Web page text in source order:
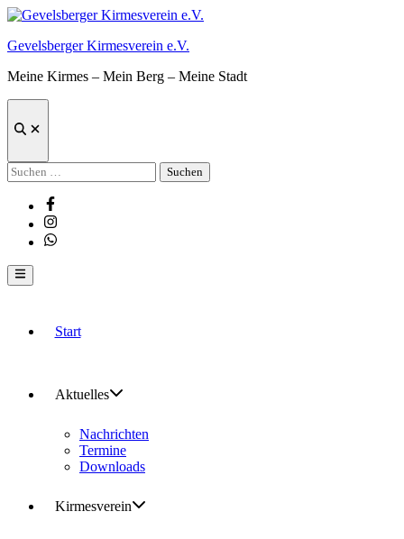
Zum
springen
Gevelsberger Kirmesverein e.V.
Meine Kirmes – Mein Berg – Meine Stadt
Suche
Suchen
nach:
Facebook
Instagram
Whatsapp
Hauptmenü
Start
Aktuelles
Nachrichten
Termine
Downloads
Kirmesverein